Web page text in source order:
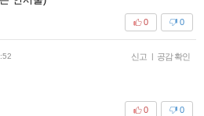
0
0
신고 | 공감 확인
0
0